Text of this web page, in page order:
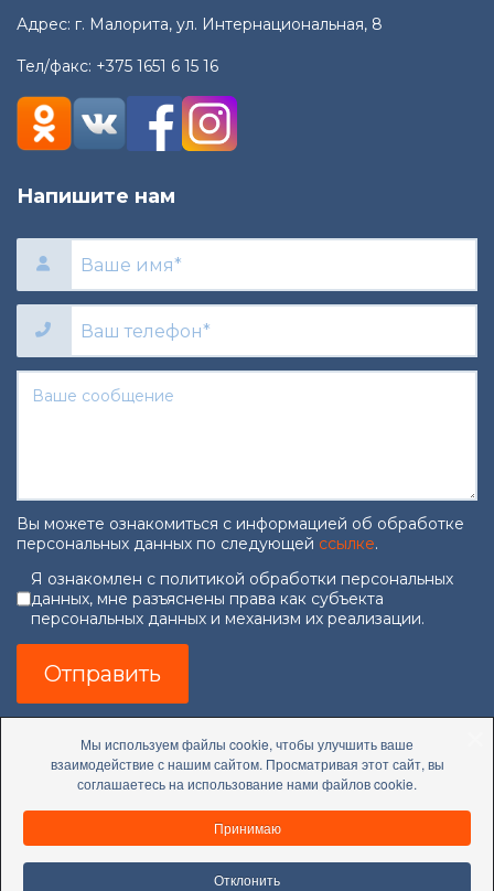
Мы используем файлы cookie, чтобы улучшить ваше
взаимодействие с нашим сайтом. Просматривая этот сайт, вы
соглашаетесь на использование нами файлов cookie.
Принимаю
Отклонить
Адрес: г. Малорита, ул. Интернациональная, 8
Тел/факс: +375 1651 6 15 16
Напишите нам
Вы можете ознакомиться с информацией об обработке
персональных данных по следующей ссылке.
Согласие на обработку
Я ознакомлен с политикой обработки персональных
данных, мне разъяснены права как субъекта
персональных данных и механизм их реализации.
Отправить